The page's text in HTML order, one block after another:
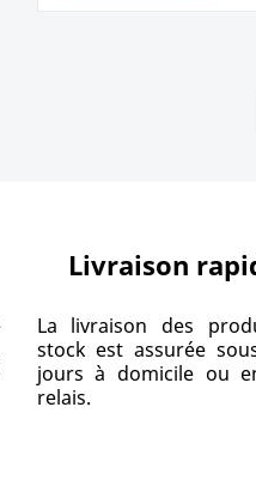
Livraison
La livraison des
stock est assurée
jours à domicile ou
relais.